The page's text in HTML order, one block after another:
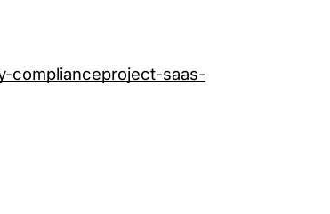
complianceproject-saas-